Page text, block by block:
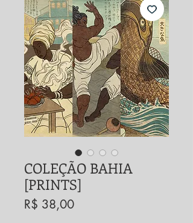
COLEÇÃO BAHIA
[PRINTS]
R$ 38,00Preço